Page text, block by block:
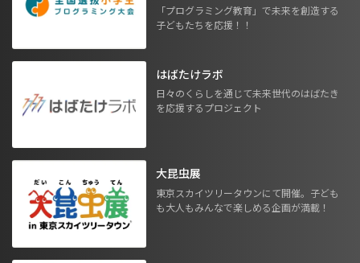
「プログラミング教育」で未来を創造する
子どもたちを応援！！
はばたけラボ
日々のくらしを通じて未来世代のはばたき
を応援するプロジェクト
大昆虫展
東京スカイツリータウンにて開催。子ども
も大人もみんなで楽しめる企画が満載！